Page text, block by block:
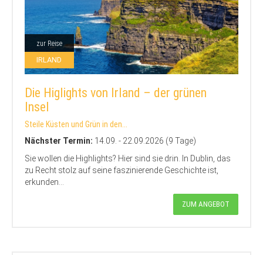
zur Reise
IRLAND
Die Higlights von Irland – der grünen
Insel
Steile Küsten und Grün in den...
Nächster Termin: 14.09. - 22.09.2026 (9 Tage)
Sie wollen die Highlights? Hier sind sie drin. In Dublin, das
zu Recht stolz auf seine faszinierende Geschichte ist,
erkunden...
ZUM ANGEBOT